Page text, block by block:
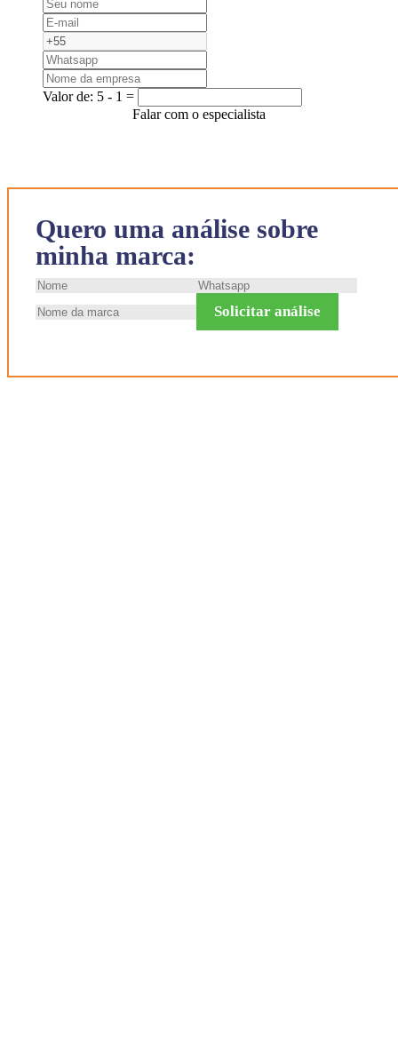
Quero uma análise sobre
minha marca:
Solicitar análise
Valor de: 5 - 1 =
Falar com o especialista